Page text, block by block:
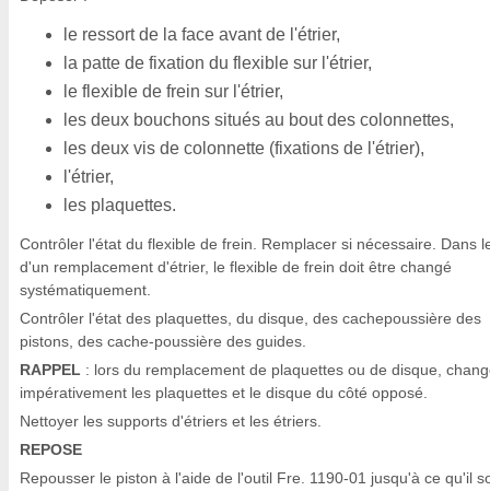
le ressort de la face avant de l'étrier,
la patte de fixation du flexible sur l'étrier,
le flexible de frein sur l'étrier,
les deux bouchons situés au bout des colonnettes,
les deux vis de colonnette (fixations de l'étrier),
l'étrier,
les plaquettes.
Contrôler l'état du flexible de frein. Remplacer si nécessaire. Dans
d'un remplacement d'étrier, le flexible de frein doit être changé
systématiquement.
Contrôler l'état des plaquettes, du disque, des cachepoussière des
pistons, des cache-poussière des guides.
RAPPEL : lors du remplacement de plaquettes ou de disque,
impérativement les plaquettes et le disque du côté opposé.
Nettoyer les supports d'étriers et les étriers.
REPOSE
Repousser le piston à l'aide de l'outil Fre. 1190-01 jusqu'à ce qu'il